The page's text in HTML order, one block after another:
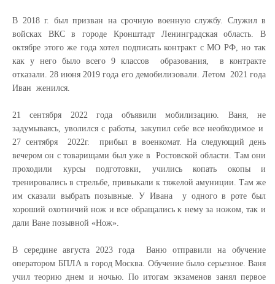
В 2018 г. был призван на срочную военную службу. Служил в
войсках ВКС в городе Кронштадт Ленинградская область. В
октябре этого же года хотел подписать контракт с МО РФ, но так
как у него было всего 9 классов образования, в контракте
отказали. 28 июня 2019 года его демобилизовали. Летом 2021 года
Иван женился.
21 сентября 2022 года объявили мобилизацию. Ваня, не
задумываясь, уволился с работы, закупил себе все необходимое и
27 сентября 2022г. прибыл в военкомат. На следующий день
вечером он с товарищами был уже в Ростовской области. Там они
проходили курсы подготовки, учились копать окопы и
тренировались в стрельбе, привыкали к тяжелой амуниции. Там же
им сказали выбрать позывные. У Ивана у одного в роте был
хороший охотничий нож и все обращались к нему за ножом, так и
дали Ване позывной «Нож».
В середине августа 2023 года Ваню отправили на обучение
оператором БПЛА в город Москва. Обучение было серьезное. Ваня
учил теорию днем и ночью. По итогам экзаменов занял первое